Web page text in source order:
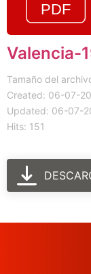
Valencia-
Tamaño del
Created: 06-07-
Updated: 06-07-
Hits: 151